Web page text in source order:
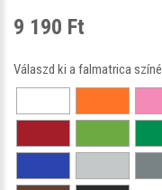
9 190 Ft
Válaszd ki a falmatrica